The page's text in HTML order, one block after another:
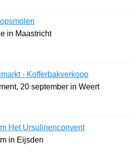
in Maastricht
- Kofferbakverkoop
20 september in Weert
Het Ursulinenconvent
in Eijsden